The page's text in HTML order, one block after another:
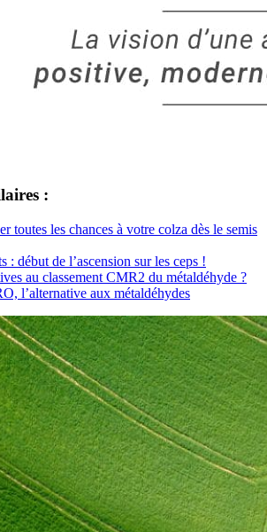
:
toutes les chances à votre colza dès le semis
: début de l’ascension sur les ceps !
au classement CMR2 du métaldéhyde ?
l’alternative aux métaldéhydes